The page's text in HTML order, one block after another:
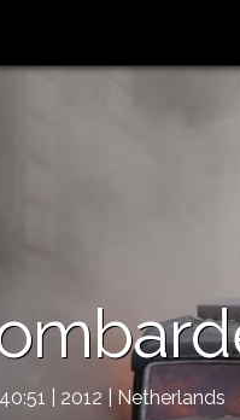
| 2012 | Netherlands